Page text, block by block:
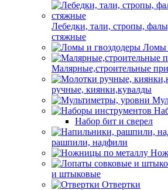
Лебедки, тали, стропы,
стяжные
Ломы
Малярные,строительные
ручные, киянки,кувалды
Набор бит и сверел
рашпили, надфили
и штыковые
Отвертки